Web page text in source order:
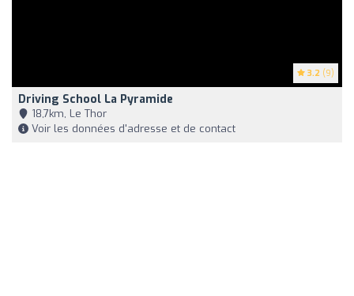
3.2 (9)
Driving School La Pyramide
18,7km, Le Thor
Voir les données d'adresse et de contact